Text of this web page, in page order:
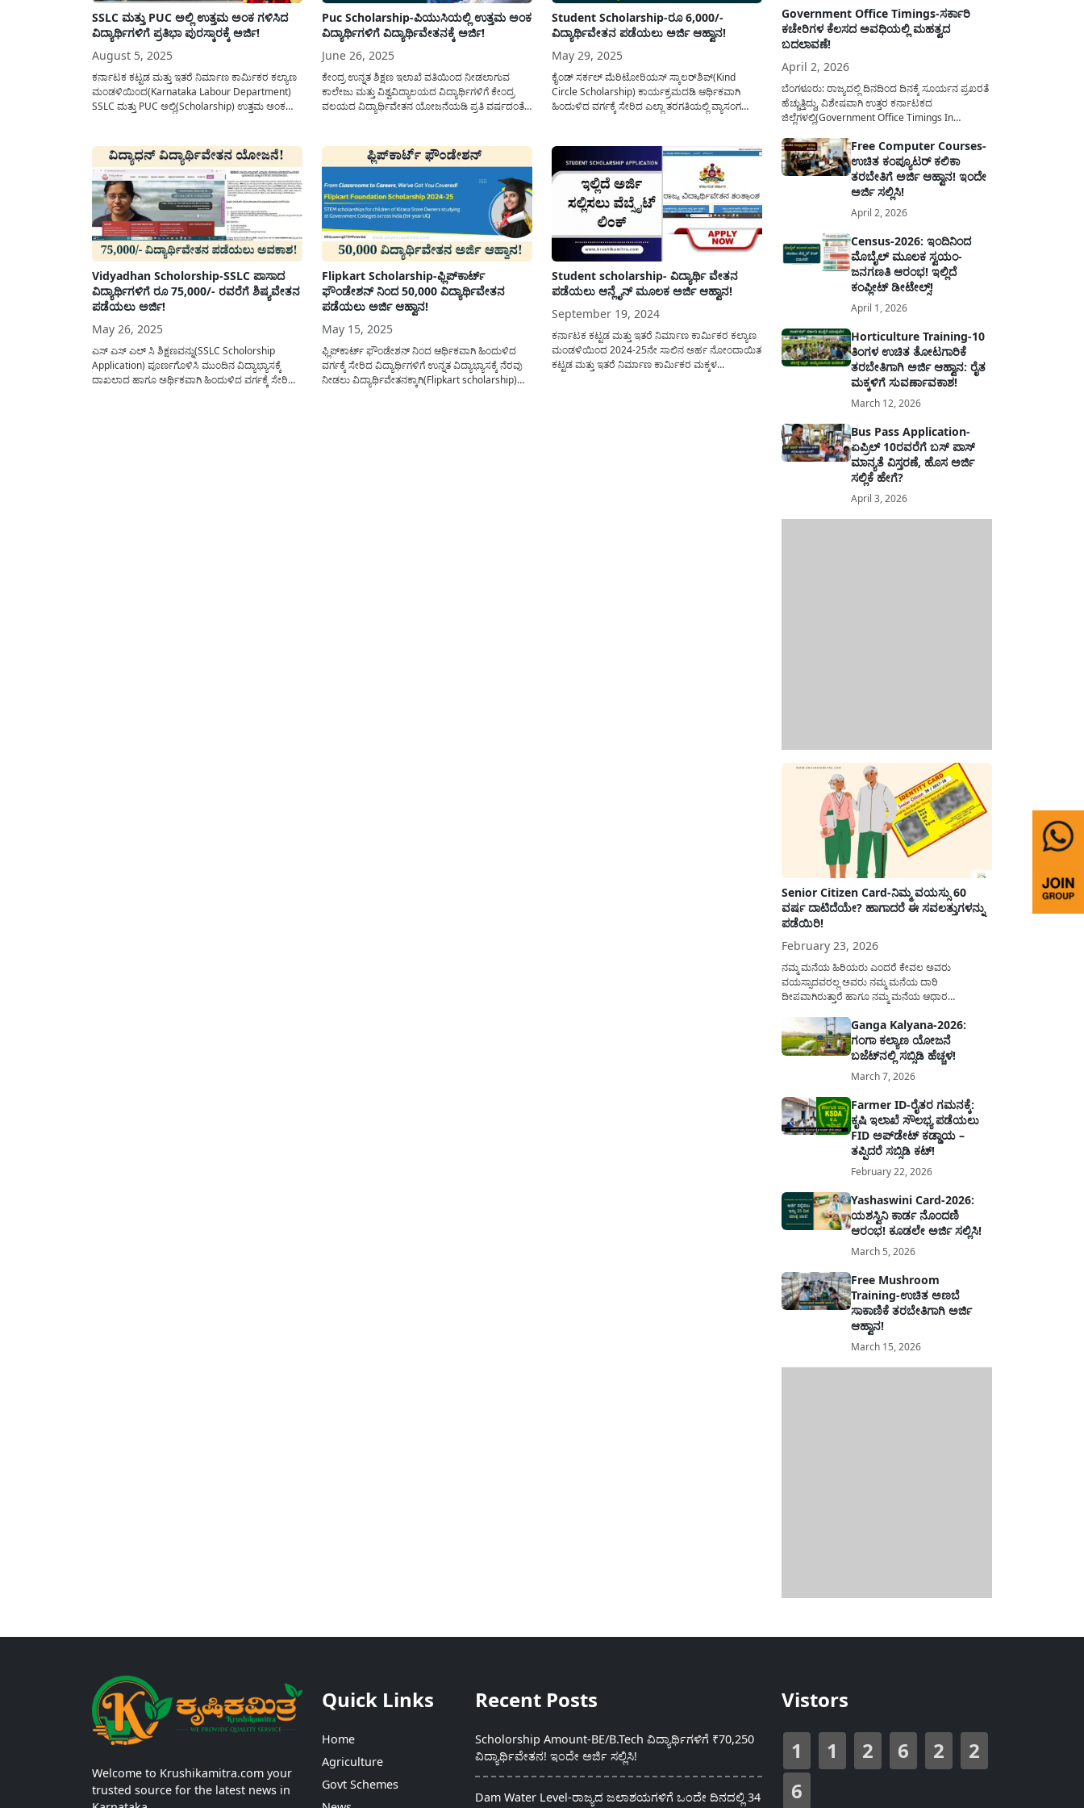
SSLC ಮತ್ತು PUC ಅಲ್ಲಿ ಉತ್ತಮ ಅಂಕ ಗಳಿಸಿದ
ವಿದ್ಯಾರ್ಥಿಗಳಿಗೆ ಪ್ರತಿಭಾ ಪುರಸ್ಕಾರಕ್ಕೆ ಅರ್ಜಿ!
August 5, 2025
ಕರ್ನಾಟಕ ಕಟ್ಟಡ ಮತ್ತು ಇತರೆ ನಿರ್ಮಾಣ ಕಾರ್ಮಿಕರ ಕಲ್ಯಾಣ
ಮಂಡಳಿಯಿಂದ(Karnataka Labour Department)
SSLC ಮತ್ತು PUC ಅಲ್ಲಿ(Scholarship) ಉತ್ತಮ ಅಂಕ
ಮಾಡಲು ಆನ್ಲೈನ್ ಮೂಲಕ ಅರ್ಜಿಯನ್ನು ಆಹ್ವಾನಿಸಲಾಗಿದೆ.
ಇಂದಿನ ಈ ಅಂಕಣದಲ್ಲಿ ಪ್ರತಿಭಾ ಪುರಸ್ಕಾರಕ್ಕೆ(Pratibha
Puraskara) ಅರ್ಜಿಯನ್ನು...
Puc Scholarship-ಪಿಯುಸಿಯಲ್ಲಿ ಉತ್ತಮ ಅಂಕ
ವಿದ್ಯಾರ್ಥಿಗಳಿಗೆ ವಿದ್ಯಾರ್ಥಿವೇತನಕ್ಕೆ ಅರ್ಜಿ!
June 26, 2025
ಕೇಂದ್ರ ಉನ್ನತ ಶಿಕ್ಷಣ ಇಲಾಖೆ ವತಿಯಿಂದ ನೀಡಲಾಗುವ
ಕಾಲೇಜು ಮತ್ತು ವಿಶ್ವವಿದ್ಯಾಲಯದ ವಿದ್ಯಾರ್ಥಿಗಳಿಗೆ ಕೇಂದ್ರ
ವಲಯದ ವಿದ್ಯಾರ್ಥಿವೇತನ ಯೋಜನೆಯಡಿ ಪ್ರತಿ ವರ್ಷದಂತೆ
ಶೇಕಡ 80% ಗಿಂತ ಹೆಚ್ಚು ಅಂಕ ಗಳಿಸಿರುವ ವಿದ್ಯಾರ್ಥಿಗಳಿಗೆ
ವಿದ್ಯಾರ್ಥಿ ವೇತನಕ್ಕೆ ಅರ್ಜಿ ಆಹ್ವಾನಿಸಲಾಗಿದೆ. ಪಿಯುಸಿ
Student Scholarship-ರೂ 6,000/-
ವಿದ್ಯಾರ್ಥಿವೇತನ ಪಡೆಯಲು ಅರ್ಜಿ ಆಹ್ವಾನ!
May 29, 2025
ಕೈಂಡ್ ಸರ್ಕಲ್ ಮೆರಿಟೋರಿಯಸ್ ಸ್ಕಾಲರ್‌ಶಿಪ್(Kind
Circle Scholarship) ಕಾರ್ಯಕ್ರಮದಡಿ ಆರ್ಥಿಕವಾಗಿ
ಹಿಂದುಳಿದ ವರ್ಗಕ್ಕೆ ಸೇರಿದ ಎಲ್ಲಾ ತರಗತಿಯಲ್ಲಿ ವ್ಯಾಸಂಗ
ಸ್ಕಾಲರ್‌ಶಿಪ್ ಕಾರ್ಯಕ್ರಮದಡಿ ಆರ್ಥಿಕ ಸಂಕಷ್ಟದಲ್ಲಿರುವ
ಅರ್ಹ ವಿದ್ಯಾರ್ಥಿಗಳಿಗೆ ತಮ್ಮ ಶಿಕ್ಷಣವನ್ನು(Student
Scholroship Application) ಮುಂದುವರೆಸಿಕೊಂಡು
ಹೋಗಲು ಆರ್ಥಿಕವಾಗಿ ನೆರವನ್ನು ನೀಡಲು ಈ...
Vidyadhan Scholorship-SSLC ಪಾಸಾದ
ವಿದ್ಯಾರ್ಥಿಗಳಿಗೆ ರೂ 75,000/- ರವರೆಗೆ ಶಿಷ್ಯವೇತನ
ಪಡೆಯಲು ಅರ್ಜಿ!
May 26, 2025
ಎಸ್ ಎಸ್ ಎಲ್ ಸಿ ಶಿಕ್ಷಣವನ್ನು(SSLC Scholorship
Application) ಪೂರ್ಣಗೊಳಿಸಿ ಮುಂದಿನ ವಿದ್ಯಾಭ್ಯಾಸಕ್ಕೆ
ದಾಖಲಾದ ಹಾಗೂ ಅರ್ಥಿಕವಾಗಿ ಹಿಂದುಳಿದ ವರ್ಗಕ್ಕೆ ಸೇರಿದ
Flipkart Scholarship-ಫ್ಲಿಪ್‌ಕಾರ್ಟ್
ಫೌಂಡೇಶನ್ ನಿಂದ 50,000 ವಿದ್ಯಾರ್ಥಿವೇತನ
ಪಡೆಯಲು ಅರ್ಜಿ ಆಹ್ವಾನ!
May 15, 2025
ಫ್ಲಿಪ್‌ಕಾರ್ಟ್ ಫೌಂಡೇಶನ್ ನಿಂದ ಆರ್ಥಿಕವಾಗಿ ಹಿಂದುಳಿದ
ವರ್ಗಕ್ಕೆ ಸೇರಿದ ವಿದ್ಯಾರ್ಥಿಗಳಿಗೆ ಉನ್ನತ ವಿದ್ಯಾಭ್ಯಾಸಕ್ಕೆ ನೆರವು
ನೀಡಲು ವಿದ್ಯಾರ್ಥಿವೇತನಕ್ಕಾಗಿ(Flipkart scholarship)
Student scholarship- ವಿದ್ಯಾರ್ಥಿ ವೇತನ
ಪಡೆಯಲು ಆನ್ಲೈನ್ ಮೂಲಕ ಅರ್ಜಿ ಆಹ್ವಾನ!
September 19, 2024
ಕರ್ನಾಟಕ ಕಟ್ಟಡ ಮತ್ತು ಇತರೆ ನಿರ್ಮಾಣ ಕಾರ್ಮಿಕರ ಕಲ್ಯಾಣ
ಮಂಡಳಿಯಿಂದ 2024-25ನೇ ಸಾಲಿನ ಅರ್ಹ ನೋಂದಾಯಿತ
ಕಟ್ಟಡ ಮತ್ತು ಇತರೆ ನಿರ್ಮಾಣ ಕಾರ್ಮಿಕರ ಮಕ್ಕಳ
Government Office Timings-ಸರ್ಕಾರಿ
ಕಚೇರಿಗಳ ಕೆಲಸದ ಅವಧಿಯಲ್ಲಿ ಮಹತ್ವದ
ಬದಲಾವಣೆ!
April 2, 2026
ಬೆಂಗಳೂರು: ರಾಜ್ಯದಲ್ಲಿ ದಿನದಿಂದ ದಿನಕ್ಕೆ ಸೂರ್ಯನ ಪ್ರಖರತೆ
ಹೆಚ್ಚುತ್ತಿದ್ದು, ವಿಶೇಷವಾಗಿ ಉತ್ತರ ಕರ್ನಾಟಕದ
ಜಿಲ್ಲೆಗಳಲ್ಲಿ(Government Office Timings In
ಹಿನ್ನೆಲೆಯಲ್ಲಿ ಸರ್ಕಾರಿ ನೌಕರರ ಹಿತದೃಷ್ಟಿಯಿಂದ ಹಾಗೂ
ಸಾರ್ವಜನಿಕರ ಅನುಕೂಲಕ್ಕಾಗಿ ಕರ್ನಾಟಕ ಸರ್ಕಾರವು
ಮಹತ್ವದ ನಿರ್ಧಾರವೊಂದನ್ನು ಕೈಗೊಂಡಿದೆ. ಕಿತ್ತೂರು ಕರ್ನಾಟಕ
ಮತ್ತು ಕಲ್ಯಾಣ ಕರ್ನಾಟಕದ ಒಟ್ಟು 9 ಜಿಲ್ಲೆಗಳಲ್ಲಿ ಏಪ್ರಿಲ್...
Free Computer Courses-
ಉಚಿತ ಕಂಪ್ಯೂಟರ್ ಕಲಿಕಾ
ತರಬೇತಿಗೆ ಅರ್ಜಿ ಆಹ್ವಾನ! ಇಂದೇ
ಅರ್ಜಿ ಸಲ್ಲಿಸಿ!
April 2, 2026
Census-2026: ಇಂದಿನಿಂದ
ಮೊಬೈಲ್ ಮೂಲಕ ಸ್ವಯಂ-
ಜನಗಣತಿ ಆರಂಭ! ಇಲ್ಲಿದೆ
ಕಂಪ್ಲೀಟ್ ಡೀಟೇಲ್ಸ್!
April 1, 2026
Horticulture Training-10
ತಿಂಗಳ ಉಚಿತ ತೋಟಗಾರಿಕೆ
ತರಬೇತಿಗಾಗಿ ಅರ್ಜಿ ಆಹ್ವಾನ: ರೈತ
ಮಕ್ಕಳಿಗೆ ಸುವರ್ಣಾವಕಾಶ!
March 12, 2026
Bus Pass Application-
ಏಪ್ರಿಲ್ 10ರವರೆಗೆ ಬಸ್ ಪಾಸ್
ಮಾನ್ಯತೆ ವಿಸ್ತರಣೆ, ಹೊಸ ಅರ್ಜಿ
ಸಲ್ಲಿಕೆ ಹೇಗೆ?
April 3, 2026
Senior Citizen Card-ನಿಮ್ಮ ವಯಸ್ಸು 60
ವರ್ಷ ದಾಟಿದೆಯೇ? ಹಾಗಾದರೆ ಈ ಸವಲತ್ತುಗಳನ್ನು
ಪಡೆಯಿರಿ!
February 23, 2026
ನಮ್ಮ ಮನೆಯ ಹಿರಿಯರು ಎಂದರೆ ಕೇವಲ ಅವರು
ವಯಸ್ಸಾದವರಲ್ಲ ಅವರು ನಮ್ಮ ಮನೆಯ ದಾರಿ
ದೀಪವಾಗಿರುತ್ತಾರೆ ಹಾಗೂ ನಮ್ಮ ಮನೆಯ ಆಧಾರ
ಸಮಾಜಕ್ಕಾಗಿ ದುಡಿತಿರುತ್ತಾರೆ ಹಾಗೆಯೇ ಅವರು ತಮ್ಮ 60
ವರ್ಷಗಳ ನಂತರದ ಜೀವನವನ್ನು ನೆಮ್ಮದಿಯಿಂದ
ಕಳೆಯಬೇಕೆಂಬುದು ಪ್ರತಿಯೊಬ್ಬರ ಕನಸಾಗಿರುತ್ತದೆ ಆದ್ದರಿಂದ
ಸರ್ಕಾರವು ಹಿರಿಯ ನಾಗರಿಕರ ಗುರುತಿನ ಚೀಟಿ...
Ganga Kalyana-2026:
ಗಂಗಾ ಕಲ್ಯಾಣ ಯೋಜನೆ
ಬಜೆಟ್‌ನಲ್ಲಿ ಸಬ್ಸಿಡಿ ಹೆಚ್ಚಳ!
March 7, 2026
Farmer ID-ರೈತರ ಗಮನಕ್ಕೆ:
ಕೃಷಿ ಇಲಾಖೆ ಸೌಲಭ್ಯ ಪಡೆಯಲು
FID ಅಪ್‌ಡೇಟ್ ಕಡ್ಡಾಯ –
ತಪ್ಪಿದರೆ ಸಬ್ಸಿಡಿ ಕಟ್!
February 22, 2026
Yashaswini Card-2026:
ಯಶಸ್ವಿನಿ ಕಾರ್ಡ ನೊಂದಣಿ
ಆರಂಭ! ಕೂಡಲೇ ಅರ್ಜಿ ಸಲ್ಲಿಸಿ!
March 5, 2026
Free Mushroom
Training-ಉಚಿತ ಅಣಬೆ
ಸಾಕಾಣಿಕೆ ತರಬೇತಿಗಾಗಿ ಅರ್ಜಿ
ಆಹ್ವಾನ!
March 15, 2026
Welcome to Krushikamitra.com your
trusted source for the latest news in
Quick Links
Home
Agriculture
Govt Schemes
Recent Posts
Scholorship Amount-BE/B.Tech ವಿದ್ಯಾರ್ಥಿಗಳಿಗೆ ₹70,250
ವಿದ್ಯಾರ್ಥಿವೇತನ! ಇಂದೇ ಅರ್ಜಿ ಸಲ್ಲಿಸಿ!
Dam Water Level-ರಾಜ್ಯದ ಜಲಾಶಯಗಳಿಗೆ ಒಂದೇ ದಿನದಲ್ಲಿ 34
Vistors
1
1 2 6 2
2
6